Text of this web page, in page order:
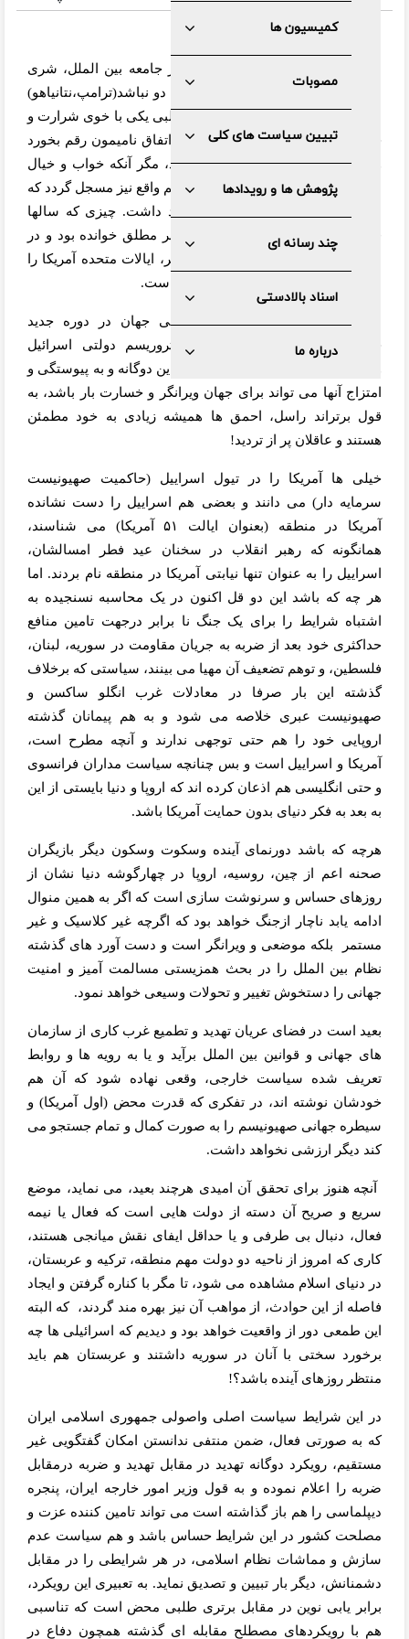
کمیسیون ها
مصوبات
تبیین سیاست های کلی
پژوهش ها و رویدادها
چند رسانه ای
اسناد بالادستی
درباره ما
شاید در دنیای سیاست و برای امروز جامعه بین الملل، شری
بدتر از پیوند افکار و سیاست های این دو نباشد(ترامپ،‌نتانیاهو)
ممزوجی از طمع، وسوسه و قدرت طلبی یکی با خوی شرارت و
جنگ طلبی دیگری که امکان دارد این اتفاق نامیمون رقم بخورد
و صحنه جدیدی برای دنیا پدیدار شود، مگر آنکه خواب و خیال
شیطانی نتانیاهو، تعبیر نگردد و در عالم واقع نیز مسجل گردد که
این قمار، سودی برای ترامپ نخواهد داشت. چیزی که سالها
قبل امام موسی صدر
اسراییل را شر مطلق خوانده بود و در
سالیان اخیر نیز دوگین فیلسوف شهیر، ایالات متحده آمریکا را
برخوردار از سیاست اهریمنی دانسته است.
امروز شرایط سیاسی و بین المللی جهان در دوره جدید
حکمرانی ایالات متحده آمریکا و تروریسم دولتی اسرائیل
وضعیتی ایجاد نموده است که ترکیب این دوگانه و به پیوستگی و
امتزاج آنها می تواند برای جهان ویرانگر و خسارت بار باشد، به
قول برتراند راسل، احمق ها همیشه زیادی به خود مطمئن
هستند و عاقلان پر از تردید!
خیلی ها آمریکا را در تیول اسراییل (حاکمیت صهیونیست
سرمایه دار) می دانند و بعضی هم اسراییل را دست نشانده
آمریکا در منطقه (بعنوان ایالت ۵۱ آمریکا) می شناسند،
همانگونه که رهبر انقلاب در سخنان عید فطر امسالشان،
اسراییل را به عنوان تنها نیابتی آمریکا در منطقه نام بردند. اما
هر چه که باشد این دو قل اکنون در یک محاسبه نسنجیده به
اشتباه شرایط را برای یک جنگ نا برابر درجهت تامین منافع
حداکثری خود بعد از ضربه به جریان مقاومت در سوریه، لبنان،
فلسطین، و توهم تضعیف آن مهیا می بینند، سیاستی که برخلاف
گذشته این بار صرفا در معادلات غرب انگلو ساکسن و
صهیونیست عبری خلاصه می شود و به هم پیمانان گذشته
اروپایی خود را هم حتی توجهی ندارند و آنچه مطرح است،
آمریکا و اسراییل است و بس چنانچه سیاست مداران فرانسوی
و حتی انگلیسی هم اذعان کرده اند که اروپا و دنیا بایستی از این
به بعد به فکر دنیای بدون حمایت آمریکا باشد.
هرچه که باشد دورنمای آینده وسکوت وسکون دیگر بازیگران
صحنه اعم از چین، روسیه، اروپا در چهارگوشه دنیا نشان از
روزهای حساس و سرنوشت سازی است که اگر به همین منوال
ادامه یابد ناچار ازجنگ خواهد بود که اگرچه غیر کلاسیک و غیر
مستمر
بلکه موضعی و ویرانگر است و دست آورد های گذشته
نظام بین الملل را در بحث همزیستی مسالمت آمیز و امنیت
جهانی را دستخوش تغییر و تحولات وسیعی خواهد نمود.
بعید است در فضای عریان تهدید و تطمیع غرب کاری از سازمان
های جهانی و قوانین بین الملل برآید و یا به رویه ها و روابط
تعریف شده سیاست خارجی، وقعی نهاده شود که آن هم
خودشان نوشته اند، در تفکری که قدرت محض (اول آمریکا) و
سیطره جهانی صهیونیسم را به صورت کمال و تمام جستجو می
کند دیگر ارزشی نخواهد داشت.
آنچه هنوز برای تحقق آن امیدی هرچند بعید، می نماید، موضع
سریع و صریح آن دسته از دولت هایی است که فعال یا نیمه
فعال، دنبال بی طرفی و یا حداقل ایفای نقش میانجی هستند،
کاری که امروز از ناحیه دو دولت مهم منطقه، ترکیه و عربستان،
در دنیای اسلام مشاهده می شود، تا مگر با کناره گرفتن و ایجاد
فاصله از این حوادث، از مواهب آن نیز بهره مند گردند، که البته
این طمعی دور از واقعیت خواهد بود و دیدیم که اسرائیلی ها چه
برخورد سختی با آنان در سوریه داشتند و عربستان هم باید
منتظر روزهای آینده باشد؟!
در این شرایط سیاست اصلی واصولی جمهوری اسلامی ایران
که به صورتی فعال، ضمن منتفی ندانستن امکان گفتگویی غیر
مستقیم، رویکرد دوگانه تهدید در مقابل تهدید و ضربه درمقابل
ضربه را اعلام نموده و به قول وزیر امور خارجه ایران، پنجره
دیپلماسی را هم باز گذاشته است می تواند تامین کننده عزت و
مصلحت کشور در این شرایط حساس باشد و هم سیاست عدم
سازش و مماشات نظام اسلامی، در هر شرایطی را در مقابل
دشمنانش، دیگر بار تبیین و تصدیق نماید. به تعبیری این رویکرد،
برابر یابی نوین در مقابل برتری طلبی محض است که تناسبی
هم با رویکردهای مصطلح مقابله ای گذشته همچون دفاع در